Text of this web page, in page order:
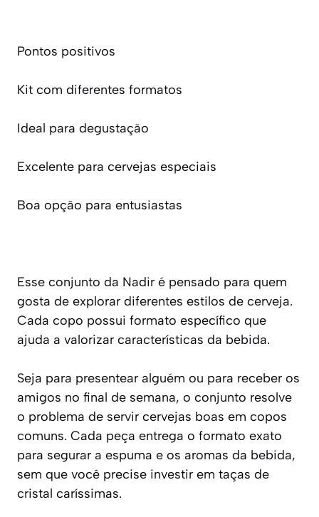
Pontos positivos
Kit com diferentes formatos
Ideal para degustação
Excelente para cervejas especiais
Boa opção para entusiastas
Esse conjunto da Nadir é pensado para quem
gosta de explorar diferentes estilos de cerveja.
Cada copo possui formato específico que
ajuda a valorizar características da bebida.
Seja para presentear alguém ou para receber os
amigos no final de semana, o conjunto resolve
o problema de servir cervejas boas em copos
comuns. Cada peça entrega o formato exato
para segurar a espuma e os aromas da bebida,
sem que você precise investir em taças de
cristal caríssimas.